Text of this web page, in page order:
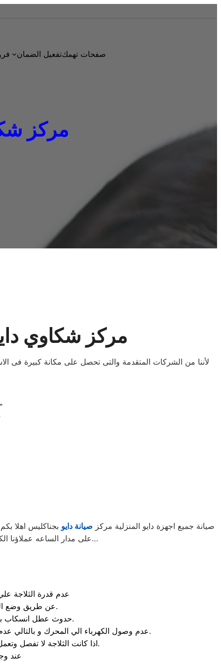
تفعيل الضمانصفحات تهمك
مركز شكاوي
مركز شكاوي دايو
لأننا من الشركات المتقدمة والتى تحصل على مكانة كبيرة فى
“إبقاء الأجهزة في أفضل حال: صيانة دايو الموثوقة في جناكليس”
“تخلص
صيانة جميع اجهزة دايو المنزلية مركز صيانة دايو بجناكليس اهلا
على مدار الساعه عملاؤنا الكرام نحن فى توكيل دايو المعتمد بجناكليس اتصل بنا على الخط الساخن لصيانة غسالات دايو اتصل بنا…
عدم قدرة الثلاجة
عن طريق وضع الكثير من الاطعمة في الثلاجة و بالتالي سيحدد انسداد في الفلتر المخصص للتهوية.
حدوث عطل انسكاب بعض المياة من الثلاجة و يحدث هذا العطل عند وجود تلف في الخرطوم الخاص بالثلاجة.
عدم وصول الكهرباء الي المحرك و بالتالي عدم عمل المحرك و اذا حدثت هذه المشكلة يمكنك الاعتماد علي الخبراء الموجودين في مركز صيانه دايو جناكليس.
اذا كانت الثلاجة لا تفصل وتعمل باستمرار والتبريد جيد فأن العطل يكون من الثرموستات لا تعمل فقط قم بتغيير الثرموستات.
عند